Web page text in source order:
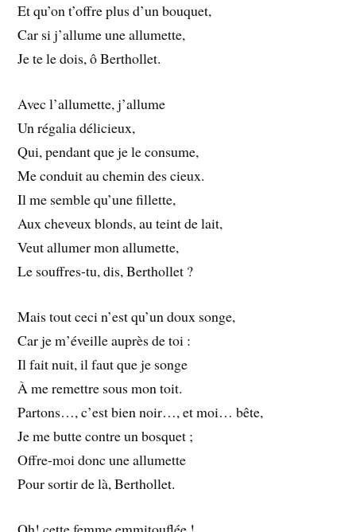
Et qu’on t’offre plus d’un bouquet,
Car si j’allume une allumette,
Je te le dois, ô Berthollet.
Avec l’allumette, j’allume
Un régalia délicieux,
Qui, pendant que je le consume,
Me conduit au chemin des cieux.
Il me semble qu’une fillette,
Aux cheveux blonds, au teint de lait,
Veut allumer mon allumette,
Le souffres-tu, dis, Berthollet ?
Mais tout ceci n’est qu’un doux songe,
Car je m’éveille auprès de toi :
Il fait nuit, il faut que je songe
À me remettre sous mon toit.
Partons…, c’est bien noir…, et moi… bête,
Je me butte contre un bosquet ;
Offre-moi donc une allumette
Pour sortir de là, Berthollet.